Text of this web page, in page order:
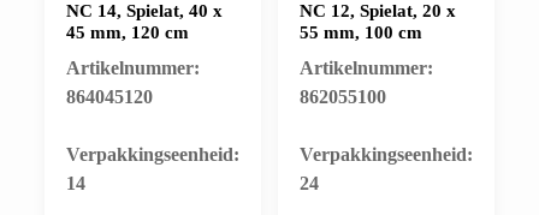
NC 14, Spielat, 40 x
45 mm, 120 cm
Artikelnummer:
864045120
​Verpakkingseenheid:
14
NC 12, Spielat, 20 x
55 mm, 100 cm
Artikelnummer:
862055100
​Verpakkingseenheid:
24